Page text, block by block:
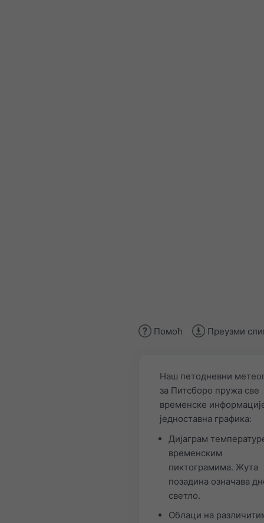
Помоћ Преузми
Наш петодневни
за Питсборо пружа све
временске
једноставна графика:
Дијаграм
временским
пиктограмима. Жута
позадина означава
светло.
Облаци на